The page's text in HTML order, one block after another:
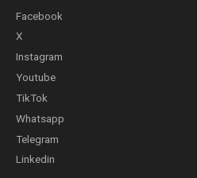
Facebook
X
Instagram
Youtube
TikTok
Whatsapp
Telegram
Linkedin